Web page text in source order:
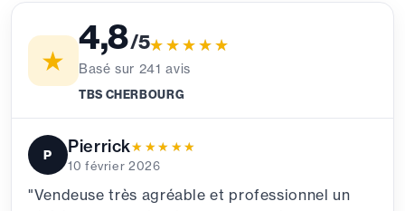
★
4,8/5★★★★★
★★★★★
Basé sur 241 avis
TBS CHERBOURG
P Pierrick★★★★★
★★★★★
10 février 2026
"Vendeuse très agréable et professionnel un